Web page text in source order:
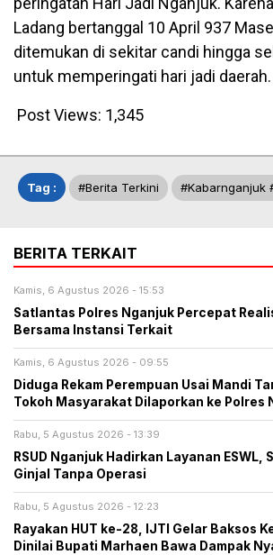
Ladang bertanggal 10 April 937
ditemukan di sekitar candi hingga
untuk memperingati hari jadi daerah.
Post Views: 1,345
Tag : #berita Terkini #kabarnganjuk
BERITA TERKAIT
Kamis, 6 Agustus 2026 - 15:53
Satlantas Polres Nganjuk Percepat
Bersama Instansi Terkait
Kamis, 6 Agustus 2026 - 09:55
Diduga Rekam Perempuan Usai Mandi
Tokoh Masyarakat Dilaporkan ke Polres
Rabu, 5 Agustus 2026 - 13:39
RSUD Nganjuk Hadirkan Layanan ESWL,
Ginjal Tanpa Operasi
Rabu, 5 Agustus 2026 - 12:23
Rayakan HUT ke-28, IJTI Gelar Baksos
Dinilai Bupati Marhaen Bawa Dampak